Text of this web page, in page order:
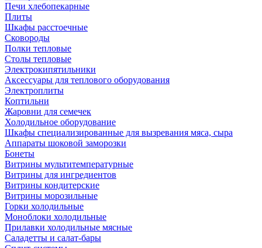
Печи хлебопекарные
Плиты
Шкафы расстоечные
Сковороды
Полки тепловые
Столы тепловые
Электрокипятильники
Аксессуары для теплового оборудования
Электроплиты
Коптильни
Жаровни для семечек
Холодильное оборудование
Шкафы специализированные для вызревания мяса, сыра
Аппараты шоковой заморозки
Бонеты
Витрины мультитемпературные
Витрины для ингредиентов
Витрины кондитерские
Витрины морозильные
Горки холодильные
Моноблоки холодильные
Прилавки холодильные мясные
Саладетты и салат-бары